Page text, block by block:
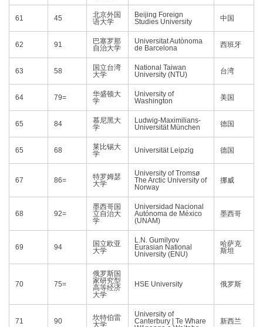
61 45
北京外国
语大学
Beijing Foreign
Studies University
中国
62 91
巴塞罗那
自治大学
Universitat Autònoma
de Barcelona
西班牙
63 58
国立台湾
大学
National Taiwan
University (NTU)
台湾
64 79=
华盛顿大
学
University of
Washington
美国
65 84
慕尼黑大
学
Ludwig-Maximilians-
Universität München
德国
65 68
莱比锡大
学
Universität Leipzig 德国
67 86=
特罗姆瑟
大学
University of Tromsø
The Arctic University of
Norway
挪威
68 92=
墨西哥国
立自治大
学
Universidad Nacional
Autónoma de México
(UNAM)
墨西哥
69 94
国立欧亚
大学
L.N. Gumilyov
Eurasian National
University (ENU)
哈萨克
斯坦
70 75=
俄罗斯国
家研究型
高等经济
大学
HSE University 俄罗斯
71 90
坎特伯雷
大学
University of
Canterbury | Te Whare
新西兰